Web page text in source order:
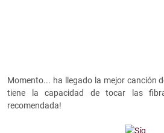
Momento... ha llegado la mejor canción
tiene la capacidad de tocar las
recomendada!